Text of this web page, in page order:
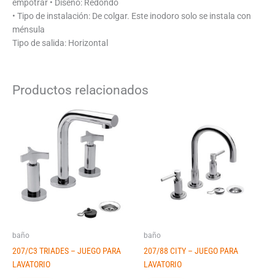
empotrar • Diseño: Redondo
• Tipo de instalación: De colgar. Este inodoro solo se instala con
ménsula
Tipo de salida: Horizontal
Productos relacionados
baño
207/C3 TRIADES – JUEGO PARA
LAVATORIO
baño
207/88 CITY – JUEGO PARA
LAVATORIO